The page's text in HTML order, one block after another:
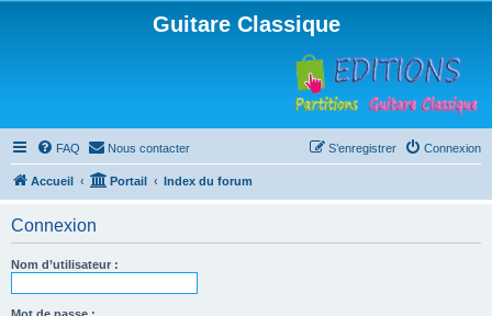
Guitare Classique
FAQ Nous contacter Connexion
S’enregistrer
Accueil Portail Index du forum
Connexion
Nom d’utilisateur :